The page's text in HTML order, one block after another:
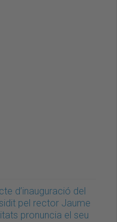
d’inauguració del
pel rector Jaume
pronuncia el seu